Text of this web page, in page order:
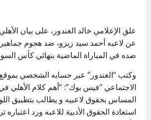
علق الإعلامي خالد الغندور، على بيان
عن لاعبه أحمد سيد زيزو، ضد هجوم جماهير
ضده في المباراة الماضية بنهائي كأس
وكتب “الغندور” عبر حسابه الشخصي
الاجتماعي “فيس بوك”: “أهم كلام الأهلي
المساس بحقوق لاعبيه و يطالب بتطبيق
استعادة الحقوق الأدبية للاعبه ورد اعتباره